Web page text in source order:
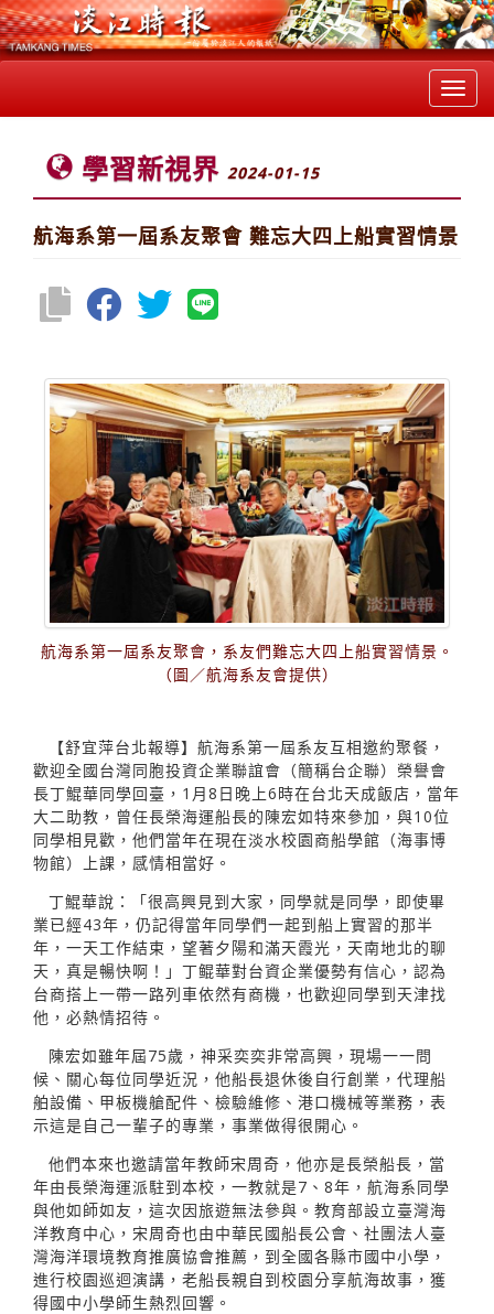
學習新視界 2024-01-15
航海系第一屆系友聚會 難忘大四上船實習情景
航海系第一屆系友聚會，系友們難忘大四上船實習情景。
（圖／航海系友會提供）
【舒宜萍台北報導】航海系第一屆系友互相邀約聚餐，
歡迎全國台灣同胞投資企業聯誼會（簡稱台企聯）榮譽會
長丁鯤華同學回臺，1月8日晚上6時在台北天成飯店，當年
大二助教，曾任長榮海運船長的陳宏如特來參加，與10位
同學相見歡，他們當年在現在淡水校園商船學館（海事博
物館）上課，感情相當好。
丁鯤華說：「很高興見到大家，同學就是同學，即使畢
業已經43年，仍記得當年同學們一起到船上實習的那半
年，一天工作結束，望著夕陽和滿天霞光，天南地北的聊
天，真是暢快啊！」丁鲲華對台資企業優勢有信心，認為
台商搭上一帶一路列車依然有商機，也歡迎同學到天津找
他，必熱情招待。
陳宏如雖年屆75歲，神采奕奕非常高興，現場一一問
候、關心每位同學近況，他船長退休後自行創業，代理船
舶設備、甲板機艙配件、檢驗維修、港口機械等業務，表
示這是自己一輩子的專業，事業做得很開心。
他們本來也邀請當年教師宋周奇，他亦是長榮船長，當
年由長榮海運派駐到本校，一教就是7、8年，航海系同學
與他如師如友，這次因旅遊無法參與。教育部設立臺灣海
洋教育中心，宋周奇也由中華民國船長公會、社團法人臺
灣海洋環境教育推廣協會推薦，到全國各縣市國中小學，
進行校園巡迴演講，老船長親自到校園分享航海故事，獲
得國中小學師生熱烈回響。